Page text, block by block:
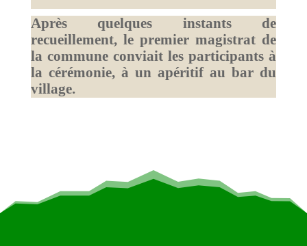
Après quelques instants de
recueillement, le premier magistrat de
la commune conviait les participants à
la cérémonie, à un apéritif au bar du
village.